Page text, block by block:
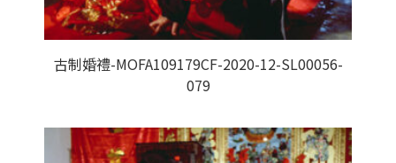
古制婚禮-MOFA109179CF-2020-12-SL00056-
079